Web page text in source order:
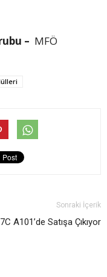
– MFÖ
Sonraki İçerik
A101’de Satışa Çıkıyor